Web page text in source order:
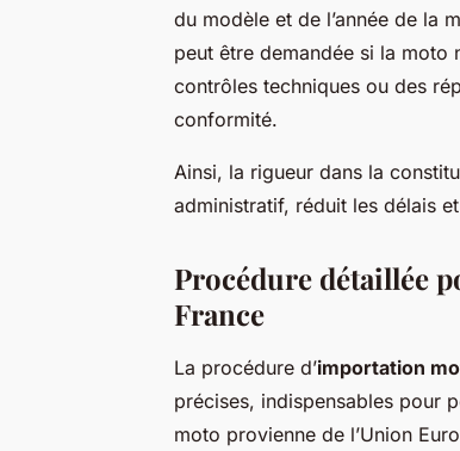
du modèle et de l’année de la
peut être demandée si la moto
contrôles techniques ou des
conformité.
Ainsi, la rigueur dans la
administratif, réduit les délais
Procédure détaillée
France
La procédure d’importation
précises, indispensables pour
moto provienne de l’Union